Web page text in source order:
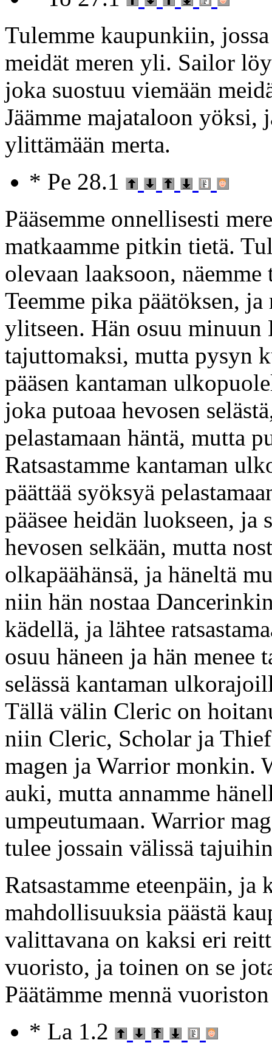
Tulemme kaupunkiin,
meidät meren yli. Sailor
joka suostuu viemään
Jäämme majataloon yöksi,
ylittämään merta.
* Pe 28.1
Pääsemme onnellisesti
matkaamme pitkin tietä.
olevaan laaksoon,
Teemme pika päätöksen, ja
ylitseen. Hän osuu
tajuttomaksi, mutta pysyn
pääsen kantaman
joka putoaa hevosen
pelastamaan häntä, mutta
Ratsastamme kantaman
päättää syöksyä
pääsee heidän luokseen, ja
hevosen selkään, mutta
olkapäähänsä, ja häneltä
niin hän nostaa
kädellä, ja lähtee
osuu häneen ja hän
selässä kantaman
Tällä välin Cleric on
niin Cleric, Scholar ja
magen ja Warrior monkin.
auki, mutta annamme
umpeutumaan. Warrior
tulee jossain välissä
Ratsastamme eteenpäin,
mahdollisuuksia päästä
valittavana on kaksi eri
vuoristo, ja toinen on se
Päätämme mennä
* La 1.2